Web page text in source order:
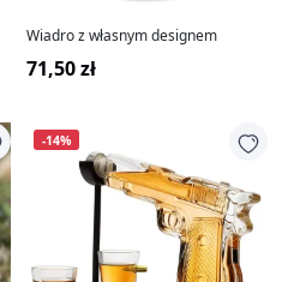
Wiadro z własnym designem
71,50 zł
-14%